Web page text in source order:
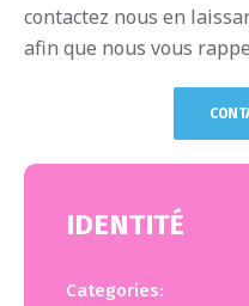
contactez nous en
afin que nous vous
IDENTITÉ
Categories: